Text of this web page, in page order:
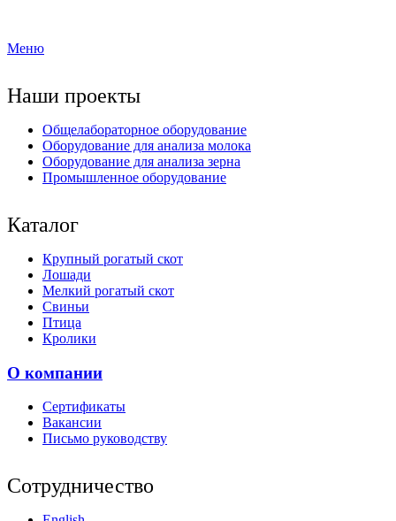
Меню
Наши проекты
Общелабораторное оборудование
Оборудование для анализа молока
Оборудование для анализа зерна
Промышленное оборудование
Каталог
Крупный рогатый скот
Лошади
Мелкий рогатый скот
Свиньи
Птица
Кролики
О компании
Сертификаты
Вакансии
Письмо руководству
Сотрудничество